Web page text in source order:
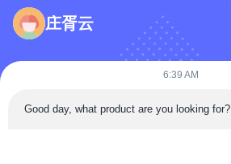
Bijvoeg bestanden
庄胥云
6:39 AM
Good day, what product are you looking for?